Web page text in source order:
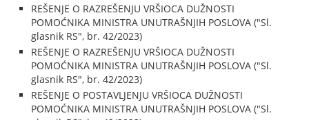
REŠENJE O RAZREŠENJU VRŠIOCA DUŽNOSTI
POMOĆNIKA MINISTRA UNUTRAŠNJIH POSLOVA ("Sl.
glasnik RS", br. 42/2023)
REŠENJE O RAZREŠENJU VRŠIOCA DUŽNOSTI
POMOĆNIKA MINISTRA UNUTRAŠNJIH POSLOVA ("Sl.
glasnik RS", br. 42/2023)
REŠENJE O POSTAVLJENJU VRŠIOCA DUŽNOSTI
POMOĆNIKA MINISTRA UNUTRAŠNJIH POSLOVA ("Sl.